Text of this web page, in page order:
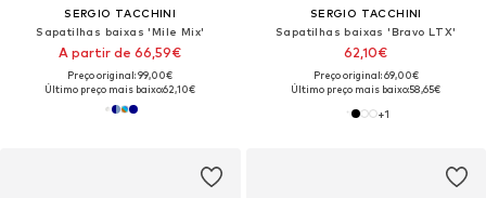
SERGIO TACCHINI
Sapatilhas baixas 'Mile Mix'
A partir de 66,59€
Preço original: 99,00€
Último preço mais baixo:62,10€
SERGIO TACCHINI
Sapatilhas baixas 'Bravo LTX'
62,10€
Preço original: 69,00€
Último preço mais baixo:58,65€
+1